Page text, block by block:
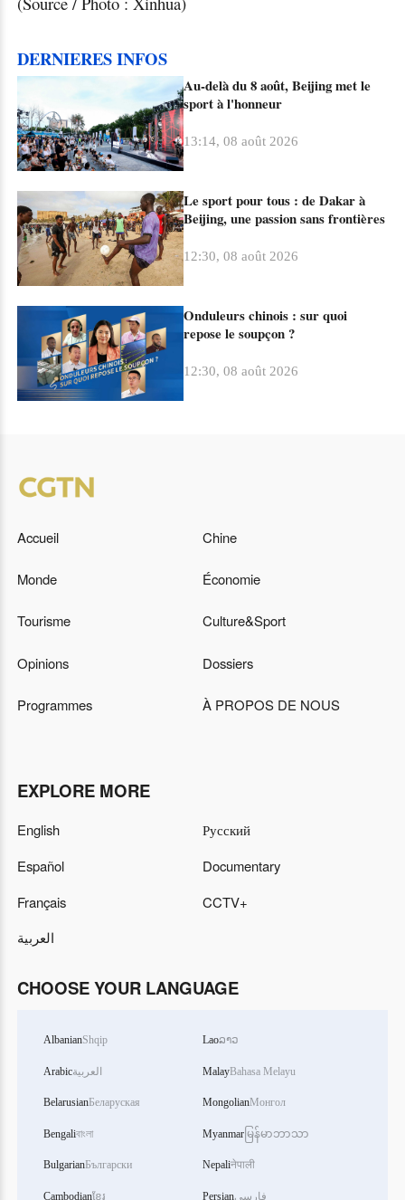
DERNIERES INFOS
Au-delà du 8 août, Beijing met le
sport à l'honneur
13:14, 08 août 2026
Le sport pour tous : de Dakar à
Beijing, une passion sans frontières
12:30, 08 août 2026
Onduleurs chinois : sur quoi
repose le soupçon ?
12:30, 08 août 2026
Accueil Chine
Monde Économie
Tourisme Culture&Sport
Opinions Dossiers
Programmes À PROPOS DE NOUS
EXPLORE MORE
English
Español
Français
العربية
Русский
Documentary
CCTV+
CHOOSE YOUR LANGUAGE
AlbanianShqip
Arabicالعربية
BelarusianБеларуская
Bengaliবাংলা
BulgarianБългарски
Cambodianខ្មែរ
Laoລາວ
MalayBahasa Melayu
MongolianМонгол
Myanmar မြန်မာဘာသာ
Nepaliनेपाली
Persianفارسی